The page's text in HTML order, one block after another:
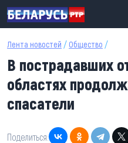
Перейти к основному содержанию
Лента новостей / Общество /
В пострадавших
областях
спасатели
Поделиться: